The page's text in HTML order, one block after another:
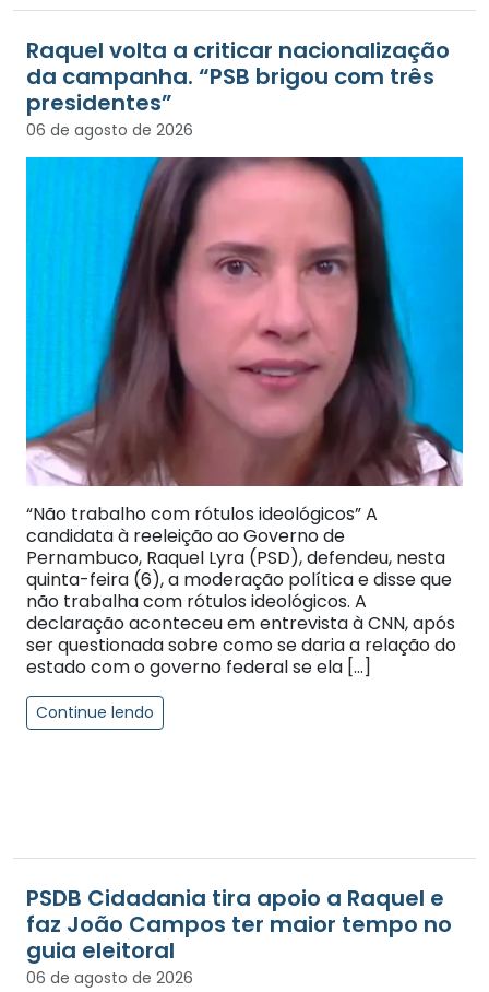
Raquel volta a criticar nacionalização
da campanha. “PSB brigou com três
presidentes”
06 de agosto de 2026
“Não trabalho com rótulos ideológicos” A
candidata à reeleição ao Governo de
Pernambuco, Raquel Lyra (PSD), defendeu, nesta
quinta-feira (6), a moderação política e disse que
não trabalha com rótulos ideológicos. A
declaração aconteceu em entrevista à CNN, após
ser questionada sobre como se daria a relação do
estado com o governo federal se ela […]
Continue lendo
PSDB Cidadania tira apoio a Raquel e
faz João Campos ter maior tempo no
guia eleitoral
06 de agosto de 2026